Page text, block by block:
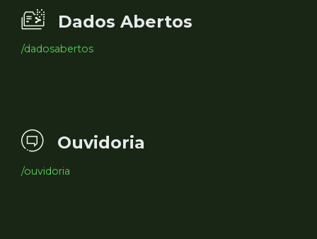
Dados Abertos
/dadosabertos
Ouvidoria
/ouvidoria